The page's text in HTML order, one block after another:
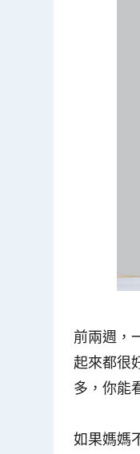
前兩週，
起來都很
多，你能
如果媽媽